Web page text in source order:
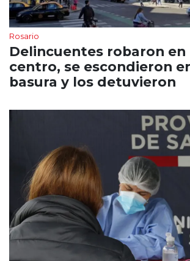
Rosario
Delincuentes robaron en
centro, se escondieron
basura y los detuvieron